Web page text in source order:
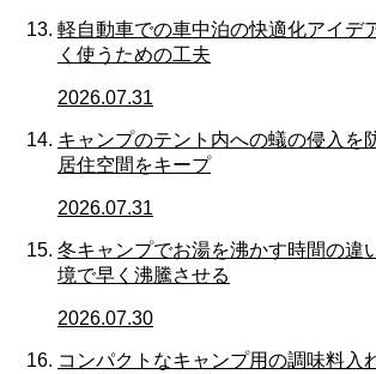
軽自動車での車中泊の快適化アイデ
く使うための工夫
2026.07.31
キャンプのテント内への蟻の侵入を
居住空間をキープ
2026.07.31
冬キャンプでお湯を沸かす時間の違
境で早く沸騰させる
2026.07.30
コンパクトなキャンプ用の調味料入